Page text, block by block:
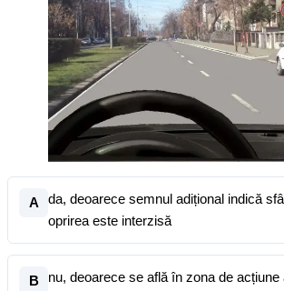
A
da, deoarece semnul adițional indică
oprirea este interzisă
B
nu, deoarece se află în zona de acțiune